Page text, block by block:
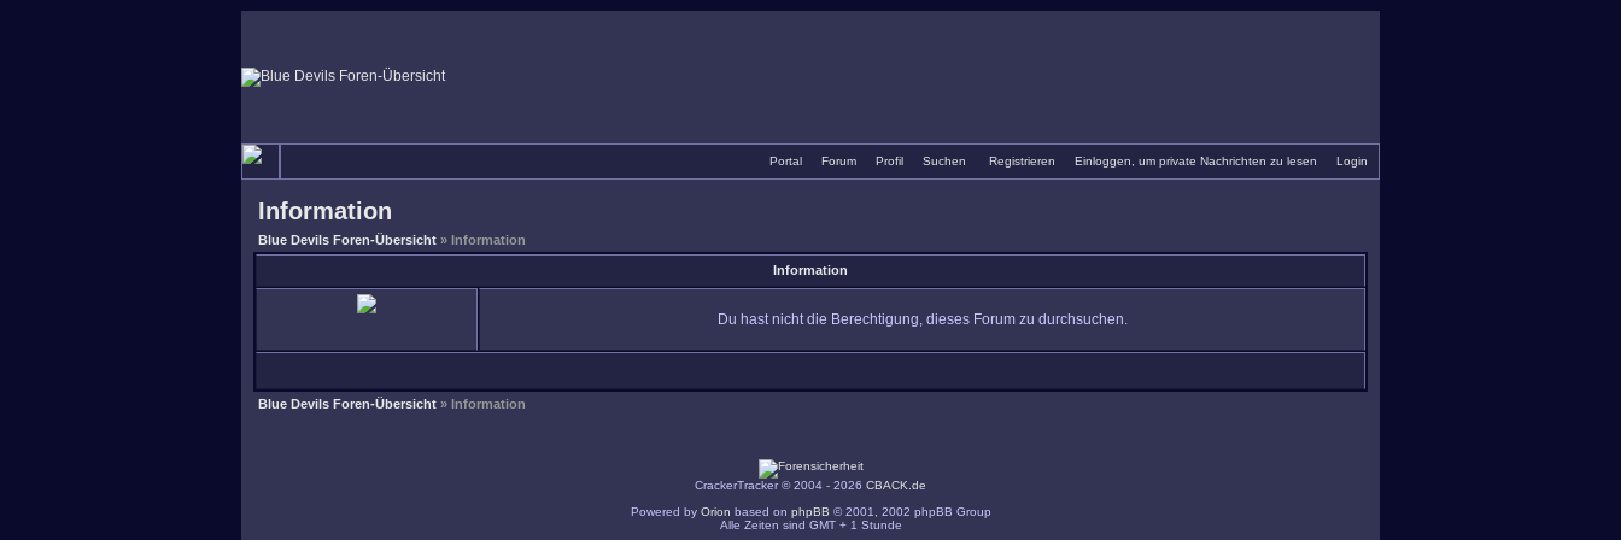
Portal Forum Profil Suchen Registrieren Einloggen, um private Nachrichten zu lesen Login
Information
Blue Devils Foren-Übersicht » Information
Information
Du hast nicht die Berechtigung, dieses Forum zu durchsuchen.
Blue Devils Foren-Übersicht » Information
CrackerTracker © 2004 - 2026 CBACK.de
Powered by Orion based on phpBB © 2001, 2002 phpBB Group
Alle Zeiten sind GMT + 1 Stunde